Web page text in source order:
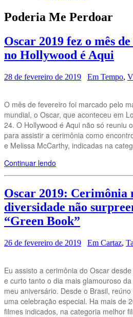
Poderia Me Perdoar
Oscar 2019 fez o mês
no Hollywood é Aqui
28 de fevereiro de 2019 Em Tempo,
O mês de fevereiro foi marcado pelo
mundial, o Oscar, que aconteceu em
24. O Hollywood é Aqui não só reuniu
para assistir a cerimônia como
e Melissa McCarthy, indicadas na
Continuar lendo
Oscar 2019: Cerimônia
diversidade não
“Green Book”
26 de fevereiro de 2019 Em Cartaz,
Eu assisto a cerimônia do Oscar
e curto tanto o dia mais glamouroso
meu aniversário. Desde o Brasil,
uma celebração especial. Ha mais de
filmes indicados, na categoria melhor